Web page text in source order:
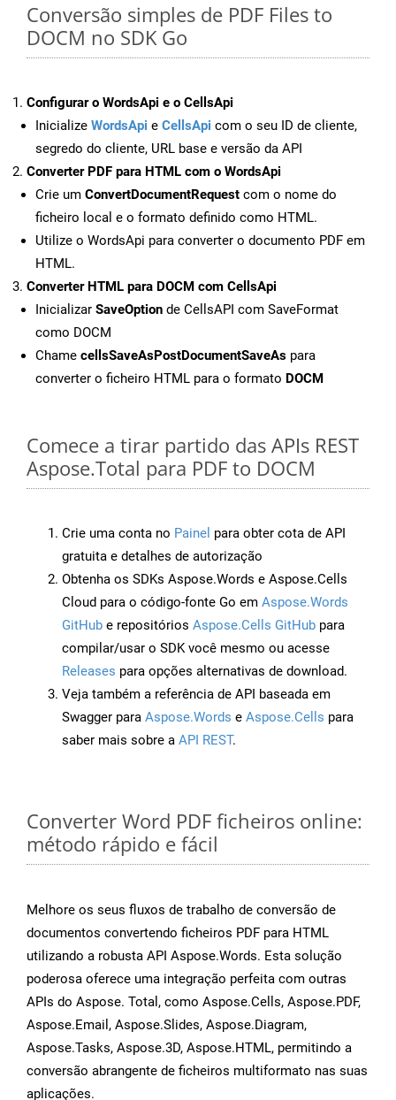
Conversão simples de PDF Files to
DOCM no SDK Go
Configurar o WordsApi e o CellsApi
Inicialize WordsApi e CellsApi com o seu ID de cliente,
segredo do cliente, URL base e versão da API
Converter PDF para HTML com o WordsApi
Crie um ConvertDocumentRequest com o nome do
ficheiro local e o formato definido como HTML.
Utilize o WordsApi para converter o documento PDF em
HTML.
Converter HTML para DOCM com CellsApi
Inicializar SaveOption de CellsAPI com SaveFormat
como DOCM
Chame cellsSaveAsPostDocumentSaveAs para
converter o ficheiro HTML para o formato DOCM
Comece a tirar partido das APIs REST
Aspose.Total para PDF to DOCM
Crie uma conta no Painel para obter cota de API
gratuita e detalhes de autorização
Obtenha os SDKs Aspose.Words e Aspose.Cells
Cloud para o código-fonte Go em Aspose.Words
GitHub e repositórios Aspose.Cells GitHub para
compilar/usar o SDK você mesmo ou acesse
Releases para opções alternativas de download.
Veja também a referência de API baseada em
Swagger para Aspose.Words e Aspose.Cells para
saber mais sobre a API REST.
Converter Word PDF ficheiros online:
método rápido e fácil
Melhore os seus fluxos de trabalho de conversão de
documentos convertendo ficheiros PDF para HTML
utilizando a robusta API Aspose.Words. Esta solução
poderosa oferece uma integração perfeita com outras
APIs do Aspose. Total, como Aspose.Cells, Aspose.PDF,
Aspose.Email, Aspose.Slides, Aspose.Diagram,
Aspose.Tasks, Aspose.3D, Aspose.HTML, permitindo a
conversão abrangente de ficheiros multiformato nas suas
aplicações.